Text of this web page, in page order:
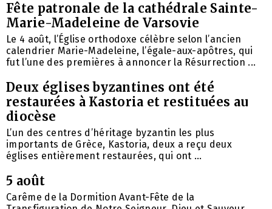
Fête patronale de la cathédrale Sainte-
Marie-Madeleine de Varsovie
Le 4 août, l’Église orthodoxe célèbre selon l’ancien
calendrier Marie-Madeleine, l’égale-aux-apôtres, qui
fut l’une des premières à annoncer la Résurrection ...
Deux églises byzantines ont été
restaurées à Kastoria et restituées au
diocèse
L’un des centres d’héritage byzantin les plus
importants de Grèce, Kastoria, deux a reçu deux
églises entièrement restaurées, qui ont ...
5 août
Carême de la Dormition Avant-Fête de la